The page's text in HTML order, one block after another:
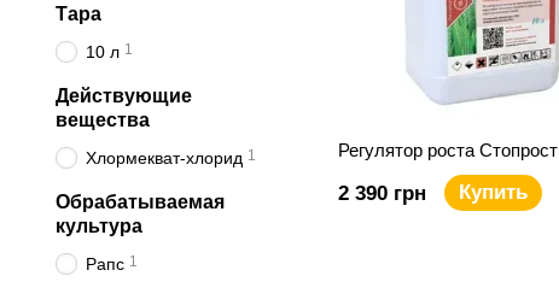
Регулятор роста Стопрост
2 390 грн Купить
Тара
10 л 1
Действующие
вещества
Хлормекват-хлорид 1
Обрабатываемая
культура
Рапс 1